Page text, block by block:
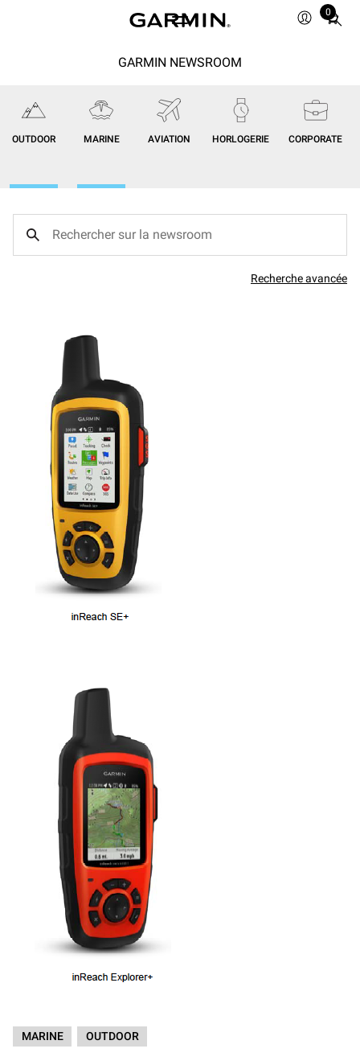
0
Total
GARMIN NEWSROOM
OUTDOOR MARINE AVIATION HORLOGERIE CORPORATE
Recherche avancée
MARINE OUTDOOR